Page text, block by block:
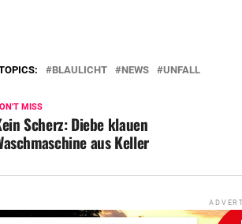
BLAULICHT NEWS UNFALL
MISS
Scherz: Diebe klauen
aus Keller